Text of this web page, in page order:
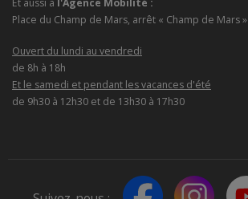
Place du Champ de Mars, arrêt « Champ de Mars »
Ouvert du lundi au vendredi
de 8h à 18h
Et le samedi et pendant les vacances d'été
de 9h30 à 12h30 et de 13h30 à 17h30